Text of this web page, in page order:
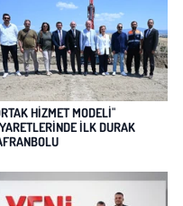
HİZMET MODELİ"
İLK DURAK